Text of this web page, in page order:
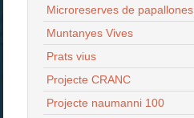
Microreserves de papallones
Muntanyes Vives
Prats vius
Projecte CRANC
Projecte naumanni 100